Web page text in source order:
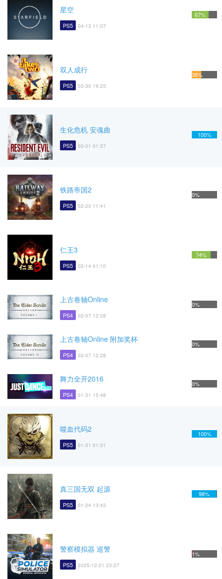
星空
PS5 04-13 11:07
67%
双人成行
PS5 03-30 19:25
38%
生化危机 安魂曲
PS5 03-01 01:37
100%
铁路帝国2
PS5 02-20 11:41
0%
仁王3
PS5 02-14 01:10
74%
上古卷轴Online
PS4 02-07 12:28
0%
上古卷轴Online 附加奖杯
PS4 02-07 12:28
0%
舞力全开2016
PS4 01-31 15:48
0%
噬血代码2
PS5 01-31 01:31
100%
真三国无双 起源
PS5 01-24 13:43
98%
警察模拟器 巡警
PS5 2025-12-21 23:27
1%